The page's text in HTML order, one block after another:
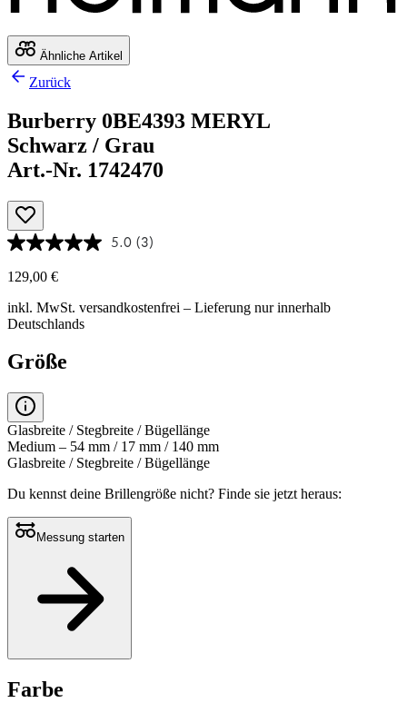
Ähnliche Artikel
Zurück
Burberry 0BE4393 MERYL
Schwarz / Grau
Art.-Nr. 1742470
5.0 (3)
129,00 €
inkl. MwSt. versandkostenfrei – Lieferung nur innerhalb
Deutschlands
Größe
Glasbreite / Stegbreite / Bügellänge
Medium – 54 mm / 17 mm / 140 mm
Glasbreite / Stegbreite / Bügellänge
Du kennst deine Brillengröße nicht? Finde sie jetzt heraus:
Messung starten
Farbe